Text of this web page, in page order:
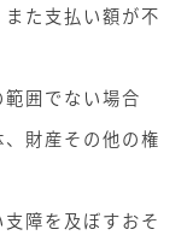
た支払い額が不
囲でない場合
財産その他の権
障を及ぼすおそ